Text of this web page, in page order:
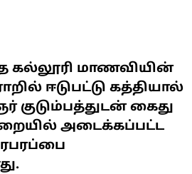
கல்லூரி மாணவியின்
ஈடுபட்டு கத்தியால்
குடும்பத்துடன் கைது
அடைக்கப்பட்ட